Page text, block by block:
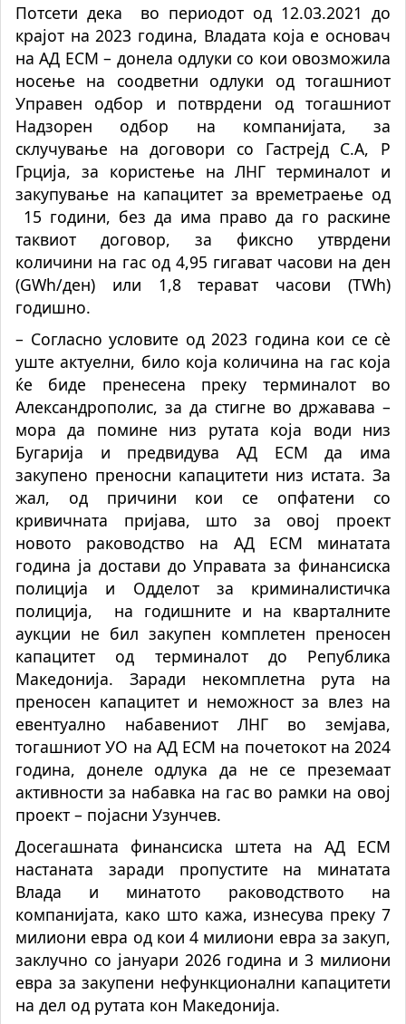
Потсети дека во периодот од 12.03.2021 до
крајот на 2023 година, Владата која е основач
на АД ЕСМ – донела одлуки со кои овозможила
носење на соодветни одлуки од тогашниот
Управен одбор и потврдени од тогашниот
Надзорен oдбор на компанијата, за
склучување на договори со Гастрејд С.А, Р
Грција, за користeње на ЛНГ терминалот и
закупување на капацитет за времетраење од
15 години, без да има право да го раскине
таквиот договор, за фиксно утврдени
количини на гас од 4,95 гигават часови на ден
(GWh/ден) или 1,8 терават часови (TWh)
годишно.
– Согласно условите од 2023 година кои се сè
уште актуелни, било која количина на гас која
ќе биде пренесена преку терминалот во
Александрополис, за да стигне во државава –
мора да помине низ рутата која води низ
Бугарија и предвидува АД ЕСМ да има
закупено преносни капацитети низ истата. За
жал, од причини кои се опфатени со
кривичната пријава, што за овој проект
новото раководство на АД ЕСМ минатата
година ја достави до Управата за финансиска
полиција и Одделот за криминалистичка
полиција, на годишните и на кварталните
аукции не бил закупен комплетен преносен
капацитет од терминалот до Република
Македонија. Заради некомплетна рута на
преносен капацитет и неможност за влез на
евентуално набавениот ЛНГ во земјава,
тогашниот УО на АД ЕСМ на почетокот на 2024
година, донеле одлука да не се преземаат
активности за набавка на гас во рамки на овој
проект – појасни Узунчев.
Досегашната финансиска штета на АД ЕСМ
настаната заради пропустите на минатата
Влада и минатото раководството на
компанијата, како што кажа, изнесува преку 7
милиони евра од кои 4 милиони евра за закуп,
заклучно со јануари 2026 година и 3 милиони
евра за закупени нефункционални капацитети
на дел од рутата кон Македонија.